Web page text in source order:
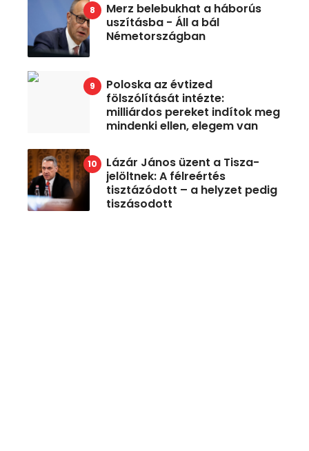
Merz belebukhat a háborús
uszításba - Áll a bál
Németországban
Poloska az évtized
fölszólítását intézte:
milliárdos pereket indítok meg
mindenki ellen, elegem van
Lázár János üzent a Tisza-
jelöltnek: A félreértés
tisztázódott – a helyzet pedig
tiszásodott